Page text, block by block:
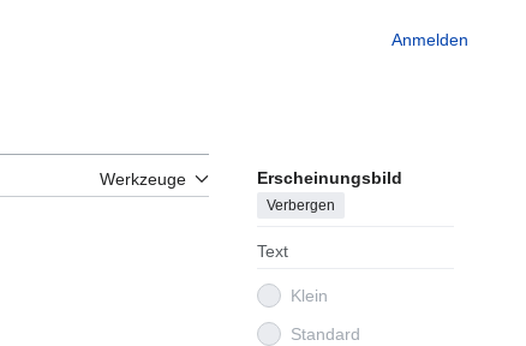
Anmelden
Werkzeuge Erscheinungsbild
Verbergen
Text
Klein
Standard